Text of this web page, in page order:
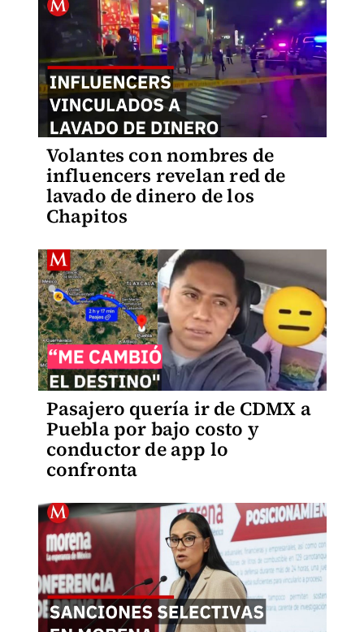
Volantes con nombres de
influencers revelan red de
lavado de dinero de los
Chapitos
Pasajero quería ir de CDMX a
Puebla por bajo costo y
conductor de app lo
confronta